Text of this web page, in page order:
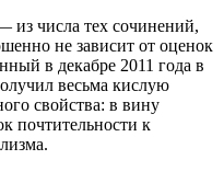
из числа тех сочинений,
не зависит от оценок
в декабре 2011 года в
весьма кислую
свойства: в вину
почтительности к